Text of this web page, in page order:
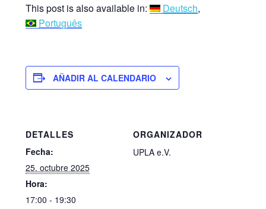
This post is also available in:
Deutsch
Português
AÑADIR AL CALENDARIO
DETALLES
Fecha:
25. octubre 2025
Hora:
17:00 - 19:30
ORGANIZADOR
UPLA e.V.